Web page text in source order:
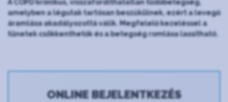
A COPD krónikus, visszafordíthatatlan tüdőbetegség,
amelyben a légutak tartósan beszűkülnek, ezért a levegő
áramlása akadályozottá válik. Megfelelő kezeléssel a
tünetek csökkenthetők és a betegség romlása lassítható.
ONLINE BEJELENTKEZÉS